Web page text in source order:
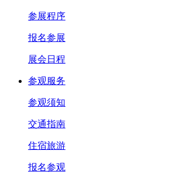
参展程序
报名参展
展会日程
参观服务
参观须知
交通指南
住宿旅游
报名参观